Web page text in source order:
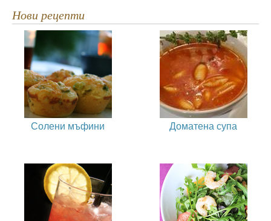
Нови рецепти
Солени мъфини Доматена супа